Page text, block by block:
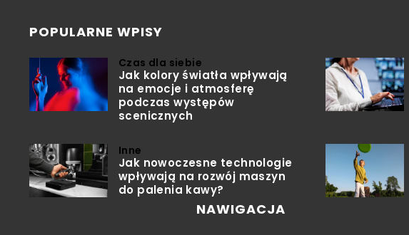
POPULARNE WPISY
Czas dla siebie
Jak kolory światła wpływają
na emocje i atmosferę
podczas występów
scenicznych
Inne
Jak nowoczesne technologie
wpływają na rozwój maszyn
do palenia kawy?
NAWIGACJA